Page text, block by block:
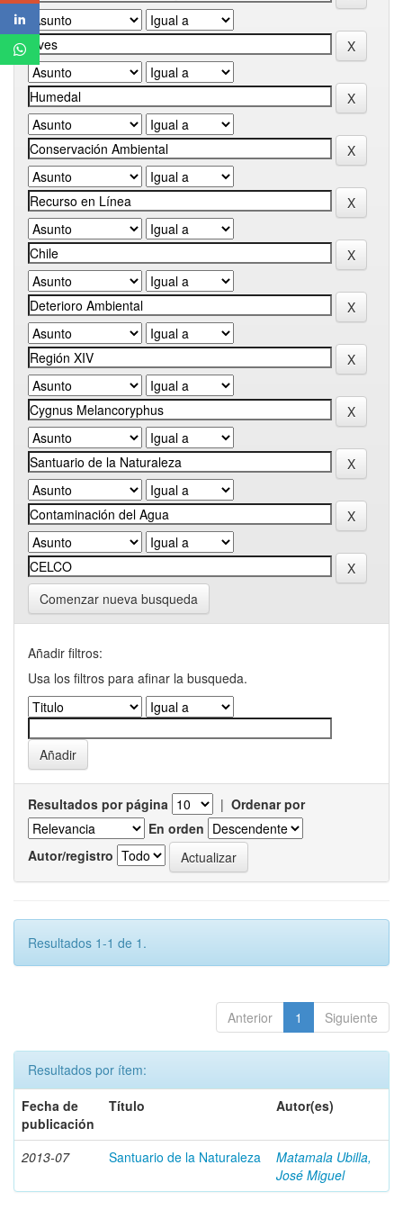
Comenzar nueva busqueda
Añadir filtros:
Usa los filtros para afinar la busqueda.
Resultados por página | Ordenar por
En orden
Autor/registro
Resultados 1-1 de 1.
Anterior 1 Siguiente
Resultados por ítem:
Fecha de
publicación
Título Autor(es)
2013-07 Santuario de la Naturaleza
Matamala Ubilla,
José Miguel